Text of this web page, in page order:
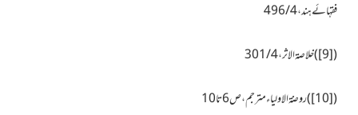
فقہائے ہند، 4/ 496
(
[9]
)خلاصۃ الاثر،4
/
301
(
[10]
)روضۃ الاولیاء مترجم،ص6تا10